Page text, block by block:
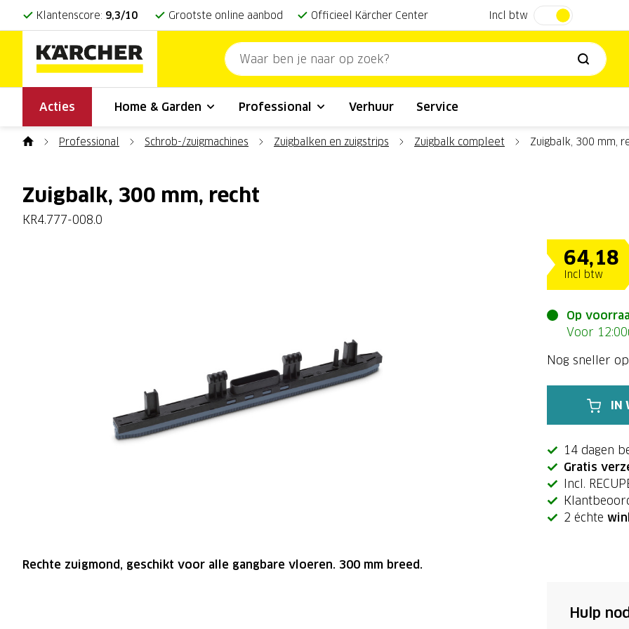
Klantenscore: 9,3/10 Grootste online aanbod Officieel Kärcher Center
Acties Home & Garden Professional Verhuur Service
Incl btw
Professional Schrob-/zuigmachines Zuigbalken en zuigstrips Zuigbalk compleet Zuigbalk, 300 mm,
Zuigbalk, 300 mm, recht
KR4.777-008.0
64,18
Incl btw
Op
Voor
Nog sneller
IN
14 dagen
Gratis
Incl.
2 échte
Hulp
Rechte zuigmond, geschikt voor alle gangbare vloeren. 300 mm breed.